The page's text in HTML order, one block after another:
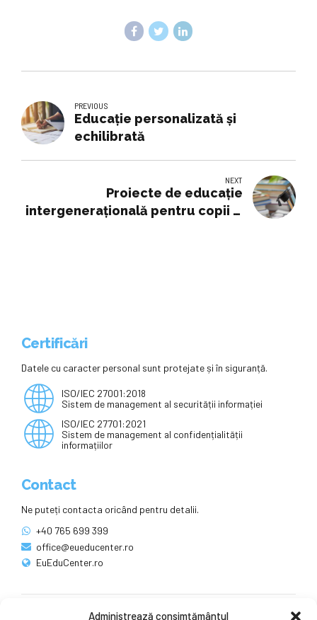
Administrează consimțământul
PREVIOUS
Educaţie personalizată şi
echilibrată
NEXT
Proiecte de educație
intergenerațională pentru copii și
Certificări
Datele cu caracter personal sunt protejate și în siguranță.
ISO/IEC 27001:2018
Sistem de management al securității informației
ISO/IEC 27701:2021
Sistem de management al confidențialității
informațiilor
Contact
Ne puteți contacta oricând pentru detalii.
+40 765 699 399
office@eueducenter.ro
EuEduCenter.ro